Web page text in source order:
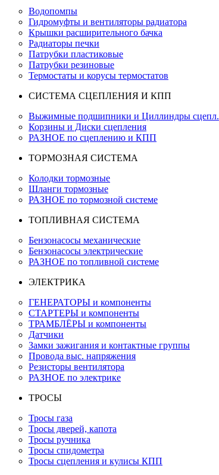
Водопомпы
Гидромуфты и вентиляторы радиатора
Крышки расширительного бачка
Радиаторы печки
Патрубки пластиковые
Патрубки резиновые
Термостаты и корусы термостатов
СИСТЕМА СЦЕПЛЕНИЯ И КПП
Выжимные подшипники и Циллиндры сцепл.
Корзины и Диски сцепления
РАЗНОЕ по сцеплению и КПП
ТОРМОЗНАЯ СИСТЕМА
Колодки тормозные
Шланги тормозные
РАЗНОЕ по тормозной системе
ТОПЛИВНАЯ СИСТЕМА
Бензонасосы механические
Бензонасосы электрические
РАЗНОЕ по топливной системе
ЭЛЕКТРИКА
ГЕНЕРАТОРЫ и компоненты
СТАРТЕРЫ и компоненты
ТРАМБЛЁРЫ и компоненты
Датчики
Замки зажигания и контактные группы
Провода выс. напряжения
Резисторы вентилятора
РАЗНОЕ по электрике
ТРОСЫ
Тросы газа
Тросы дверей, капота
Тросы ручника
Тросы спидометра
Тросы сцепления и кулисы КПП